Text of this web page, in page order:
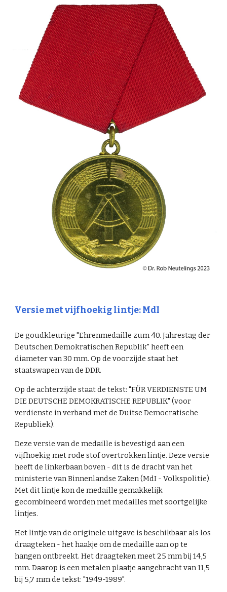
Versie met vijfhoekig lintje: MdI
De goudkleurige "Ehrenmedaille zum 40. Jahrestag der
Deutschen Demokratischen Republik" heeft een
diameter van 30 mm. Op de voorzijde staat het
staatswapen van de DDR.
Op de achterzijde staat de tekst: "FÜR VERDIENSTE UM
DIE DEUTSCHE DEMOKRATISCHE REPUBLIK" (voor
verdienste in verband met de Duitse Democratische
Republiek).
Deze versie van de medaille is bevestigd aan een
vijfhoekig met rode stof overtrokken lintje. Deze versie
heeft de linkerbaan boven - dit is de dracht van het
ministerie van Binnenlandse Zaken (MdI - Volkspolitie).
Met dit lintje kon de medaille gemakkelijk
gecombineerd worden met medailles met soortgelijke
lintjes.
Het lintje van de originele uitgave is beschikbaar als los
draagteken - het haakje om de medaille aan op te
hangen ontbreekt. Het draagteken meet 25 mm bij 14,5
mm. Daarop is een metalen plaatje aangebracht van 11,5
bij 5,7 mm de tekst: "1949-1989".